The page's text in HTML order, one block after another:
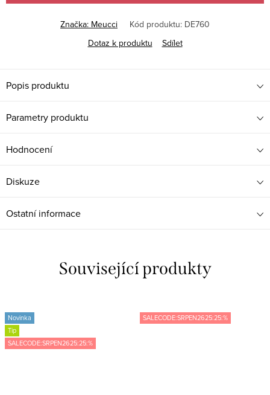
Značka: Meucci Kód produktu: DE760
Dotaz k produktu
Sdílet
Popis produktu
Parametry produktu
Hodnocení
Diskuze
Ostatní informace
Související produkty
Novinka
Tip
SALECODE:SRPEN2625:25:%
SALECODE:SRPEN2625:25:%